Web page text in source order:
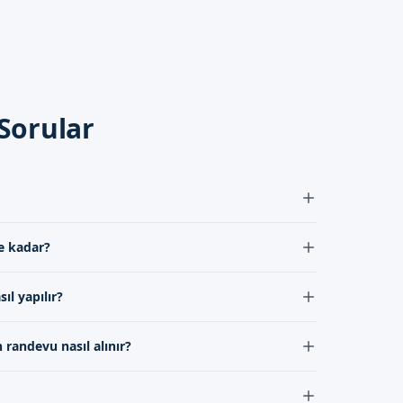
İletişim kanallarımız
hafif bir yanma hissi olabilir, ancak bu genellikle
kadar?
hastanın genel sağlığına ve bakımına bağlı olarak
yapılır?
önemlidir. Ayrıca, doktorumuzun verdiği
nasıl alınır?
iletişim kanallarımız aracılığıyla doktorumuzla